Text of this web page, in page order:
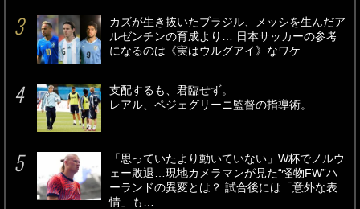
カズが生き抜いたブラジル、メッシを生んだア
ルゼンチンの育成より… 日本サッカーの参考
になるのは《実はウルグアイ》なワケ
支配するも、君臨せず。
レアル、ペジェグリーニ監督の指導術。
「思っていたより動いていない」W杯でノルウ
ェー敗退…現地カメラマンが見た“怪物FW”ハ
ーランドの異変とは？ 試合後には「意外な表
情」も…